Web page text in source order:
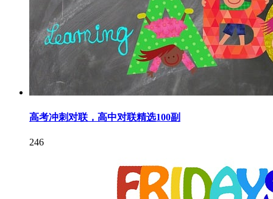
高考冲刺对联，高中对联精选100副
246